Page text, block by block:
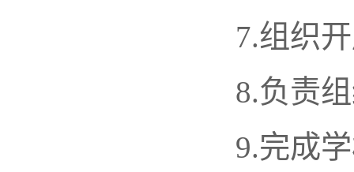
7.组织
8.负责
9.完成